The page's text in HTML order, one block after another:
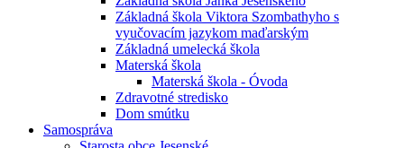
Základná škola Viktora Szombathyho s
vyučovacím jazykom maďarským
Základná umelecká škola
Materská škola
Materská škola - Óvoda
Zdravotné stredisko
Dom smútku
Samospráva